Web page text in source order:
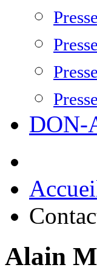
DON-
Alain